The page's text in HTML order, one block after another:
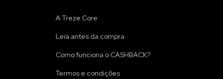
A Treze Core
Leia antes da compra
Como funciona o CASHBACK?
Termos e condições